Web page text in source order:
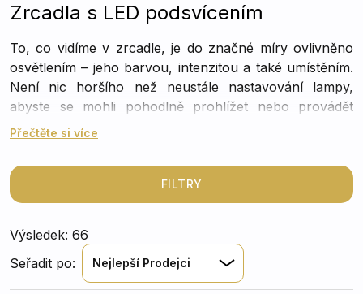
Zrcadla s LED podsvícením
To, co vidíme v zrcadle, je do značné míry ovlivněno
osvětlením – jeho barvou, intenzitou a také umístěním.
Není nic horšího než neustále nastavování lampy,
abyste se mohli pohodlně prohlížet nebo provádět
různé kosmetické procedury. Proto jsou
toaletní stolek v ložnici. Komfort, pohodlí a konečně
dostatek světla – to je ono!
Přečtěte si více
FILTRY
Výsledek: 66
Seřadit po:
Nejlepší Prodejci